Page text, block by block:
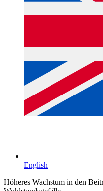
English
Höheres Wachstum in den